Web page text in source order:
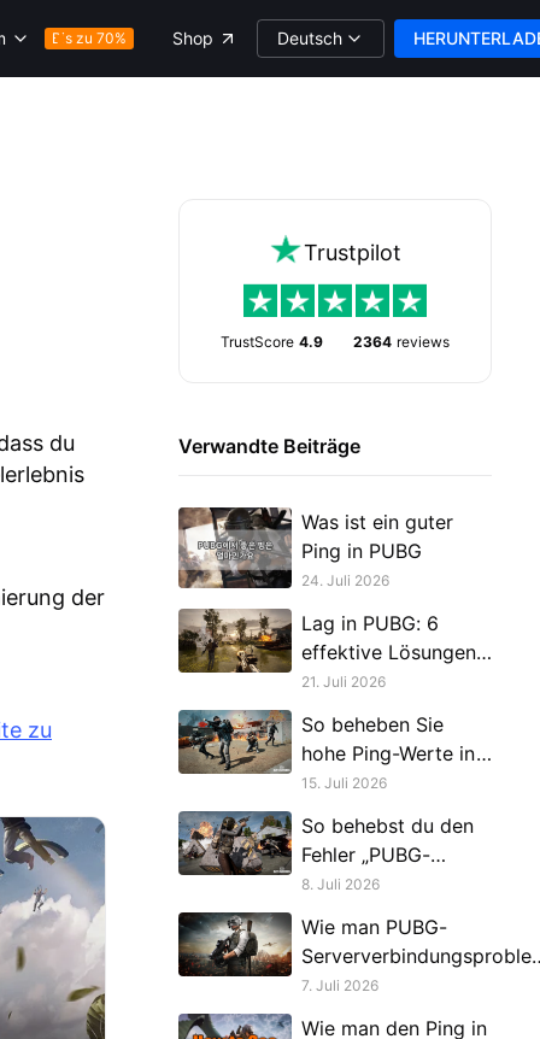
Bis zu 70% Shop Deutsch
du
der
zu
Trustpilot
TrustScore 4.9 2364 reviews
Verwandte Beiträge
Was ist ein guter
Ping in PUBG
24. Juli 2026
Lag in PUBG: 6
effektive Lösungen,
die Sie ausprobieren
21. Juli 2026
So beheben Sie
hohe Ping-Werte in
PUBG:
15. Juli 2026
So behebst du den
Fehler „PUBG-
Serververbindung
8. Juli 2026
Wie man PUBG-
löst
7. Juli 2026
Wie man den Ping in